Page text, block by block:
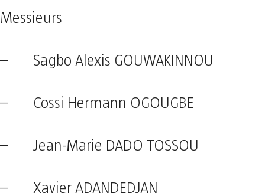
Messieurs
– Sagbo Alexis GOUWAKINNOU
– Cossi Hermann OGOUGBE
– Jean-Marie DADO TOSSOU
– Xavier ADANDEDJAN